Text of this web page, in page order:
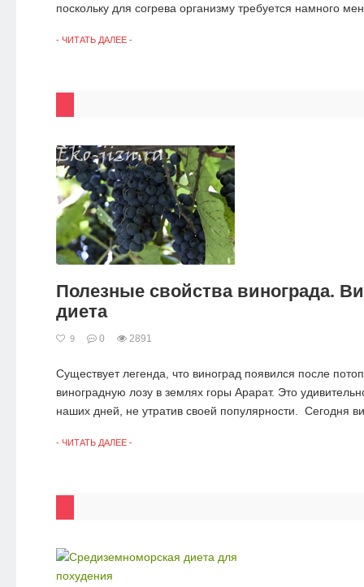
поскольку для согрева организму требуется намного
- ЧИТАТЬ ДАЛЕЕ -
Полезные свойства винограда.
диета
9 0 2891
Существует легенда, что виноград появился после
виноградную лозу в землях горы Арарат. Это
наших дней, не утратив своей популярности. Сегодня
- ЧИТАТЬ ДАЛЕЕ -